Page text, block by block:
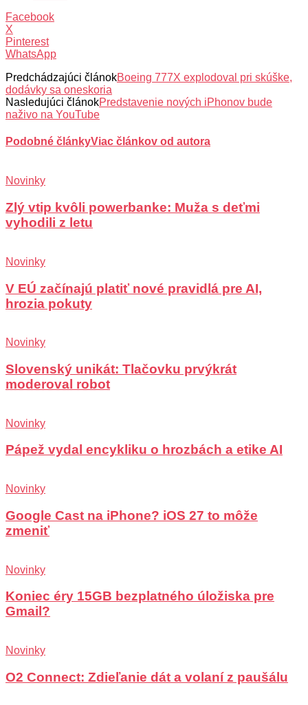
Facebook
X
Pinterest
WhatsApp
Predchádzajúci článokBoeing 777X explodoval pri skúške,
dodávky sa oneskoria
Nasledujúci článokPredstavenie nových iPhonov bude
naživo na YouTube
Podobné článkyViac článkov od autora
Novinky
Zlý vtip kvôli powerbanke: Muža s deťmi
vyhodili z letu
Novinky
V EÚ začínajú platiť nové pravidlá pre AI,
hrozia pokuty
Novinky
Slovenský unikát: Tlačovku prvýkrát
moderoval robot
Novinky
Pápež vydal encykliku o hrozbách a etike AI
Novinky
Google Cast na iPhone? iOS 27 to môže
zmeniť
Novinky
Koniec éry 15GB bezplatného úložiska pre
Gmail?
Novinky
O2 Connect: Zdieľanie dát a volaní z paušálu